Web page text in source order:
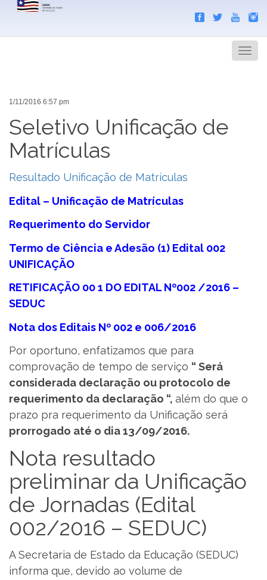
Menu
1/11/2016 6:57 pm
Seletivo Unificação de
Matrículas
Resultado Unificação de Matrículas
Edital – Unificação de Matrículas
Requerimento do Servidor
Termo de Ciência e Adesão (1) Edital 002
UNIFICAÇÃO
RETIFICAÇÃO 00 1 DO EDITAL Nº002 /2016 –
SEDUC
Nota dos Editais Nº 002 e 006/2016
Por oportuno, enfatizamos que para
comprovação de tempo de serviço “ Será
considerada declaração ou protocolo de
requerimento da declaração “, além do que o
prazo pra requerimento da Unificação será
prorrogado até o dia13/09/2016.
Nota resultado
preliminar da Unificação
de Jornadas (Edital
002/2016 – SEDUC)
A Secretaria de Estado da Educação (SEDUC)
informa que, devido ao volume de